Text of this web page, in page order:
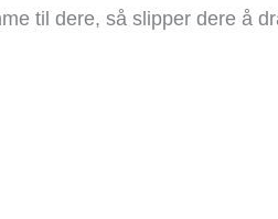
til dere, så slipper dere å